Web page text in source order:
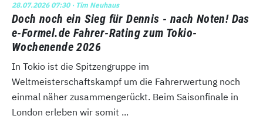
28.07.2026 07:30· Tim Neuhaus
Doch noch ein Sieg für Dennis - nach Noten! Das
e-Formel.de Fahrer-Rating zum Tokio-
Wochenende 2026
In Tokio ist die Spitzengruppe im
Weltmeisterschaftskampf um die Fahrerwertung noch
einmal näher zusammengerückt. Beim Saisonfinale in
London erleben wir somit ...